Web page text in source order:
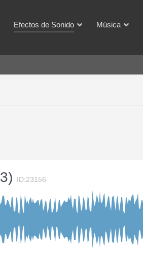
Efectos de Sonido Música
ID:23156